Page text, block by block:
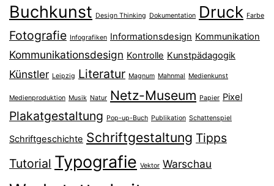
Buchkunst Design Thinking Dokumentation Druck Farbe
Fotografie Infografiken Informationsdesign Kommunikation
Kommunikationsdesign Kontrolle Kunstpädagogik
Künstler Leipzig Literatur Magnum Mahnmal Medienkunst
Medienproduktion Musik Natur Netz-Museum Papier Pixel
Plakatgestaltung Pop-up-Buch Publikation Schattenspiel
Schriftgeschichte Schriftgestaltung Tipps
Tutorial Typografie Vektor Warschau